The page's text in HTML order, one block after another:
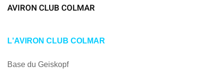
AVIRON CLUB COLMAR
L'AVIRON CLUB COLMAR
Base du Geiskopf